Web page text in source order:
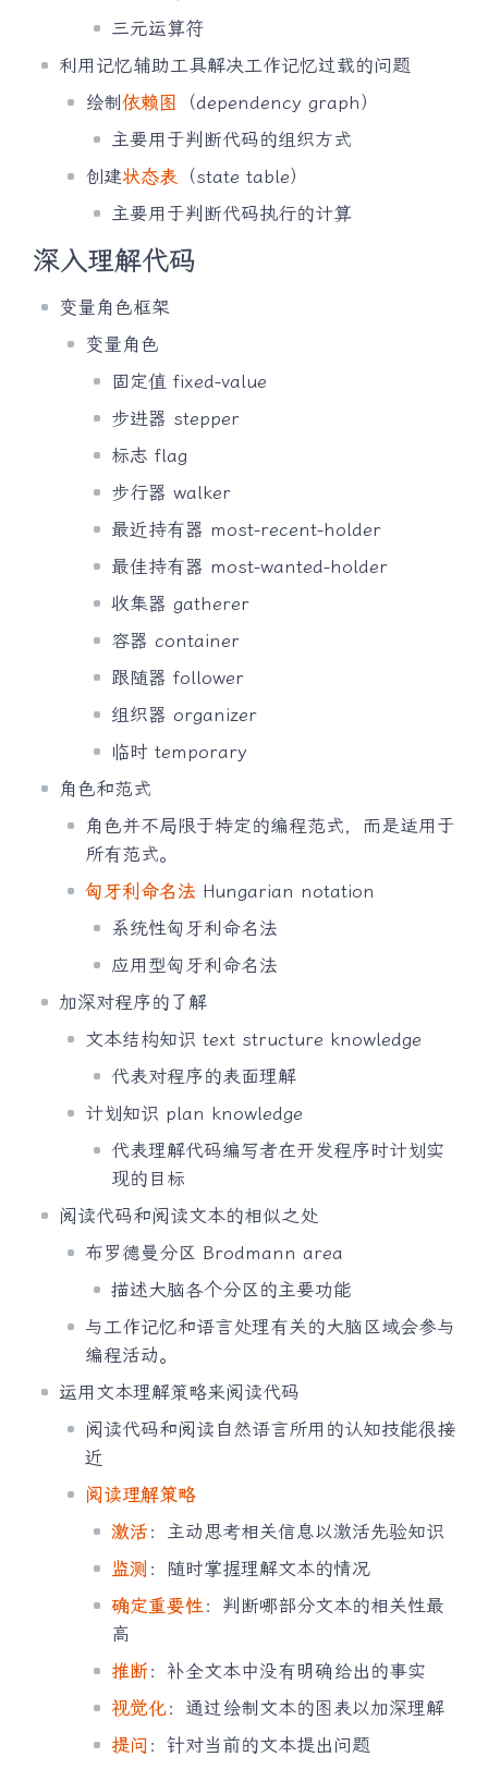
三元运算符
利用记忆辅助工具解决工作记忆过载的问题
绘制依赖图
（dependency graph）
主要用于判断代码的组织方式
创建状态表 （state table）
主要用于判断代码执行的计算
深入理解代码
变量角色框架
变量角色
固定值 fixed-value
步进器 stepper
标志 flag
步行器 walker
最近持有器 most-recent-holder
最佳持有器 most-wanted-holder
收集器 gatherer
容器 container
跟随器 follower
组织器 organizer
临时 temporary
角色和范式
角色并不局限于特定的编程范式，而是适用于
所有范式。
匈牙利命名法 Hungarian notation
系统性匈牙利命名法
应用型匈牙利命名法
加深对程序的了解
文本结构知识 text structure knowledge
代表对程序的表面理解
计划知识 plan knowledge
代表理解代码编写者在开发程序时计划实
现的目标
阅读代码和阅读文本的相似之处
布罗德曼分区 Brodmann area
描述大脑各个分区的主要功能
与工作记忆和语言处理有关的大脑区域会参与
编程活动。
运用文本理解策略来阅读代码
阅读代码和阅读自然语言所用的认知技能很接
近
阅读理解策略
激活：主动思考相关信息以激活先验知识
监测 ：随时掌握理解文本的情况
确定重要性：判断哪部分文本的相关性最
高
推断：补全文本中没有明确给出的事实
视觉化：通过绘制文本的图表以加深理解
提问 ：针对当前的文本提出问题